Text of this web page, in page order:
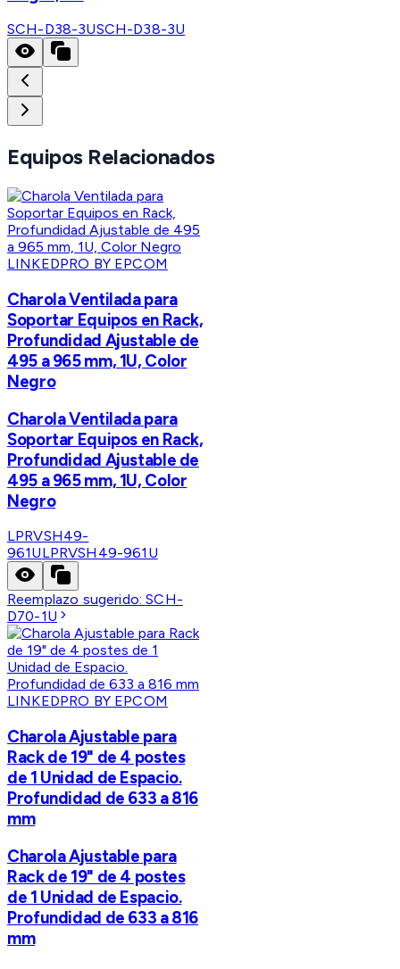
SCH-D38-3USCH-D38-3U
Equipos Relacionados
LINKEDPRO BY EPCOM
Charola Ventilada para
Soportar Equipos en Rack,
Profundidad Ajustable de
495 a 965 mm, 1U, Color
Negro
Charola Ventilada para
Soportar Equipos en Rack,
Profundidad Ajustable de
495 a 965 mm, 1U, Color
Negro
LPRVSH49-
961ULPRVSH49-961U
Reemplazo sugerido:SCH-
D70-1U
LINKEDPRO BY EPCOM
Charola Ajustable para
Rack de 19" de 4 postes
de 1 Unidad de Espacio.
Profundidad de 633 a 816
mm
Charola Ajustable para
Rack de 19" de 4 postes
de 1 Unidad de Espacio.
Profundidad de 633 a 816
mm